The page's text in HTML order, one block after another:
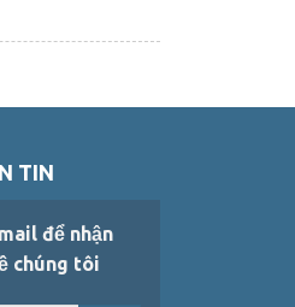
TIN
để nhận
chúng tôi